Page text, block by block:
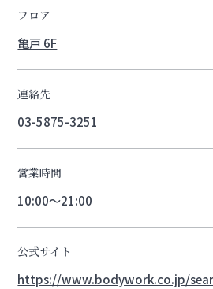
フロア
亀戸 6F
連絡先
03-5875-3251
営業時間
10:00～21:00
公式サイト
https://www.bodywork.co.jp/